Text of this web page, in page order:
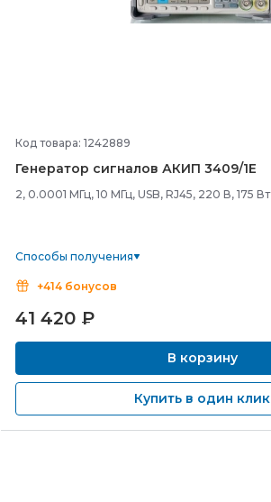
Код товара: 1242889
Генератор сигналов АКИП 3409/1Е
2, 0.0001 МГц, 10 МГц, USB, RJ45, 220 В, 175 Вт
Способы получения
+414 бонусов
41 420 ₽
В корзину
Купить в один клик